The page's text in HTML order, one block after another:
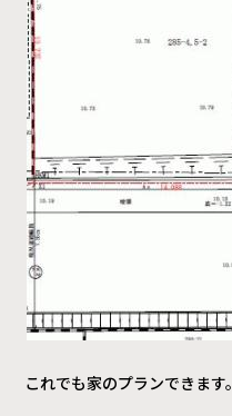
これでも家のプランできます。